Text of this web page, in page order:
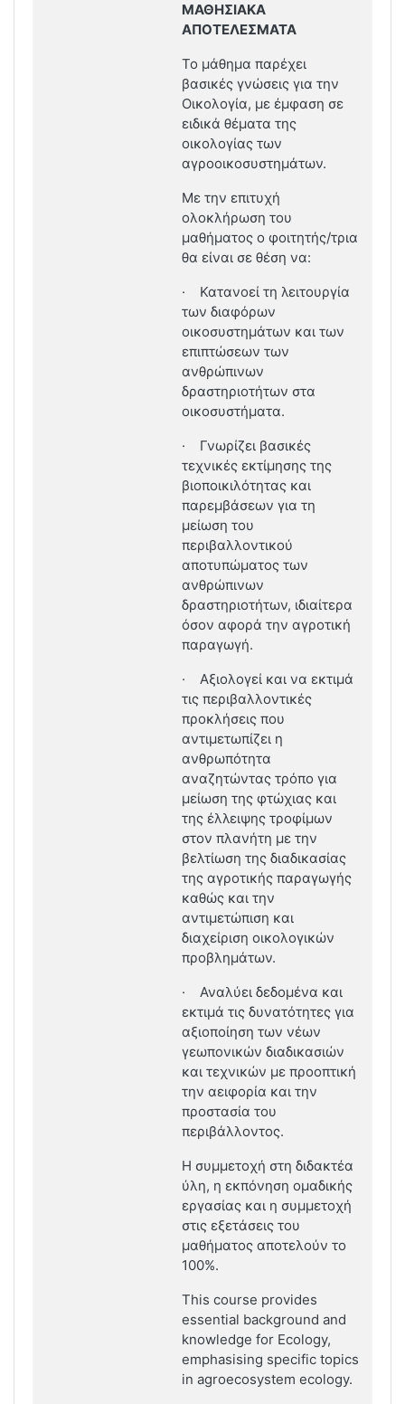
ΜΑΘΗΣΙΑΚΑ
ΑΠΟΤΕΛΕΣΜΑΤΑ
Το μάθημα παρέχει
βασικές γνώσεις για την
Οικολογία, με έμφαση σε
ειδικά θέματα της
οικολογίας των
αγροοικοσυστημάτων.
Με την επιτυχή
ολοκλήρωση του
μαθήματος ο φοιτητής/τρια
θα είναι σε θέση να:
· Κατανοεί τη λειτουργία
των διαφόρων
οικοσυστημάτων και των
επιπτώσεων των
ανθρώπινων
δραστηριοτήτων στα
οικοσυστήματα.
· Γνωρίζει βασικές
τεχνικές εκτίμησης της
βιοποικιλότητας και
παρεμβάσεων για τη
μείωση του
περιβαλλοντικού
αποτυπώματος των
ανθρώπινων
δραστηριοτήτων, ιδιαίτερα
όσον αφορά την αγροτική
παραγωγή.
· Αξιολογεί και να εκτιμά
τις περιβαλλοντικές
προκλήσεις που
αντιμετωπίζει η
ανθρωπότητα
αναζητώντας τρόπο για
μείωση της φτώχιας και
της έλλειψης τροφίμων
στον πλανήτη με την
βελτίωση της διαδικασίας
της αγροτικής παραγωγής
καθώς και την
αντιμετώπιση και
διαχείριση οικολογικών
προβλημάτων.
· Αναλύει δεδομένα και
εκτιμά τις δυνατότητες για
αξιοποίηση των νέων
γεωπονικών διαδικασιών
και τεχνικών με προοπτική
την αειφορία και την
προστασία του
περιβάλλοντος.
Η συμμετοχή στη διδακτέα
ύλη, η εκπόνηση ομαδικής
εργασίας και η συμμετοχή
στις εξετάσεις του
μαθήματος αποτελούν το
100%.
This course provides
essential background and
knowledge for Ecology,
emphasising specific topics
in agroecosystem ecology.